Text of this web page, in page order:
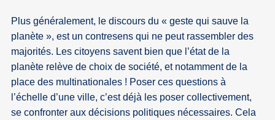
Plus généralement, le discours du « geste qui sauve la
planète », est un contresens qui ne peut rassembler des
majorités. Les citoyens savent bien que l’état de la
planète relève de choix de société, et notamment de la
place des multinationales ! Poser ces questions à
l’échelle d’une ville, c’est déjà les poser collectivement,
se confronter aux décisions politiques nécessaires. Cela